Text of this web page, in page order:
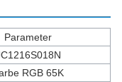
Parameter
RGB 65K